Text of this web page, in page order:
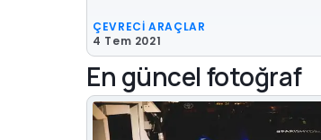
ÇEVRECİ ARAÇLAR
4 Tem 2021
En güncel fotoğraf